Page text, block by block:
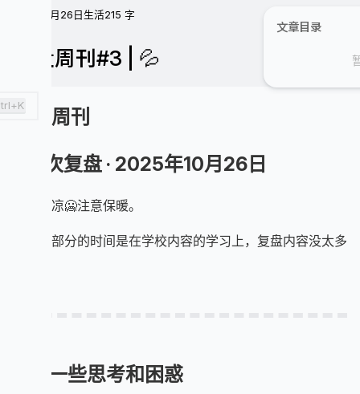
25年10月26日 生活215 字
复盘周刊#3 | 💦
复盘周刊
第3次复盘 · 2025年10月26日
天气转凉🥶注意保暖。
这周大部分的时间是在学校内容的学习上，复盘内容没太多
🤔 一些思考和困惑
文章目录